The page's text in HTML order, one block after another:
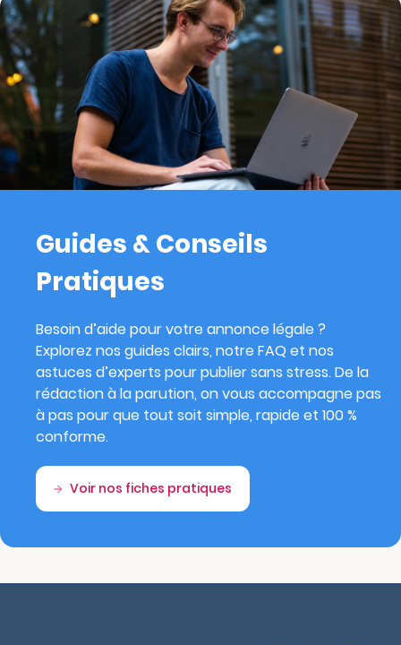
Guides & Conseils
Pratiques
Besoin d’aide pour votre annonce légale ?
Explorez nos guides clairs, notre FAQ et nos
astuces d’experts pour publier sans stress. De la
rédaction à la parution, on vous accompagne pas
à pas pour que tout soit simple, rapide et 100 %
conforme.
Voir nos fiches pratiques